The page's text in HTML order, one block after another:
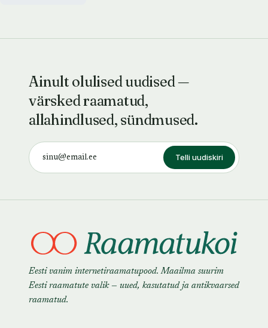
Ainult olulised uudised —
värsked raamatud,
allahindlused, sündmused.
Telli uudiskiri
Eesti vanim internetiraamatupood. Maailma suurim
Eesti raamatute valik — uued, kasutatud ja antikvaarsed
raamatud.